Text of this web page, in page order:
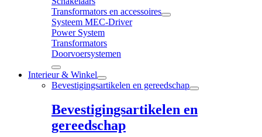
Transformators en accessoires
Systeem MEC-Driver
Power System
Transformators
Doorvoersystemen
Interieur & Winkel
Bevestigingsartikelen en gereedschap
Bevestigingsartikelen en
gereedschap